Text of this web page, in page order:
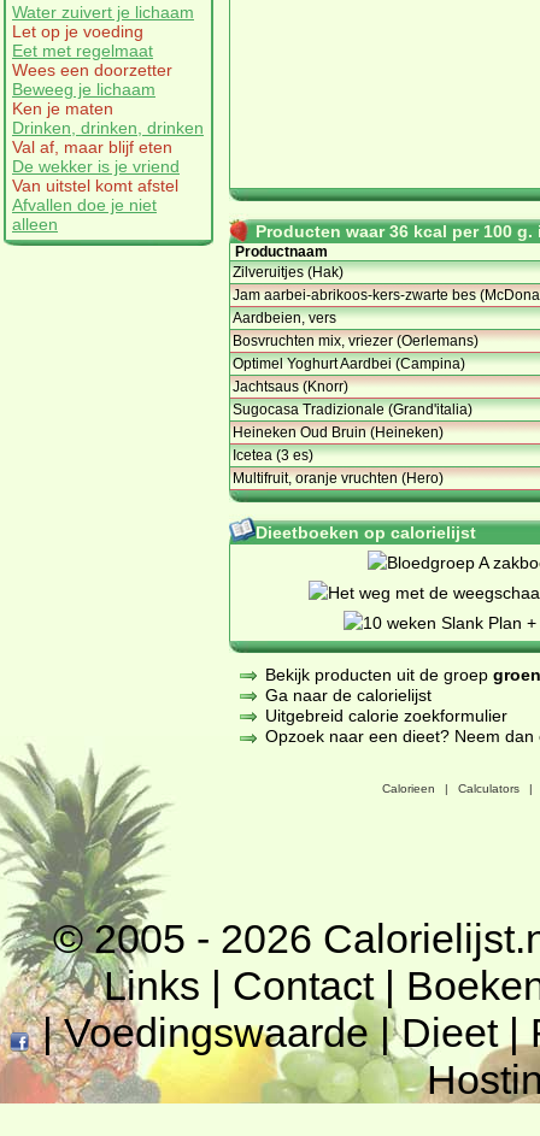
Water zuivert je lichaam
Let op je voeding
Eet met regelmaat
Wees een doorzetter
Beweeg je lichaam
Ken je maten
Drinken, drinken, drinken
Val af, maar blijf eten
De wekker is je vriend
Van uitstel komt afstel
Afvallen doe je niet
alleen
Producten waar 36 kcal per 100
Productnaam
Zilveruitjes (Hak)
Jam aarbei-abrikoos-kers-zwarte bes
Aardbeien, vers
Bosvruchten mix, vriezer (Oerlemans)
Optimel Yoghurt Aardbei (Campina)
Jachtsaus (Knorr)
Sugocasa Tradizionale (Grand'italia)
Heineken Oud Bruin (Heineken)
Icetea (3 es)
Multifruit, oranje vruchten (Hero)
Dieetboeken op calorielijst
Bekijk producten uit de groep
Ga naar de calorielijst
Uitgebreid calorie zoekformulier
Opzoek naar een dieet? Neem
Calorieen | Calculators |
© 2005 - 2026
Links | Contact|
|Voedingswaarde|Dieet|